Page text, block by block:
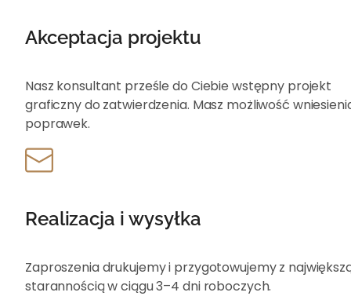
Akceptacja projektu
Nasz konsultant prześle do Ciebie wstępny projekt
graficzny do zatwierdzenia. Masz możliwość
poprawek.
Realizacja i wysyłka
Zaproszenia drukujemy i przygotowujemy z
starannością w ciągu 3–4 dni roboczych.